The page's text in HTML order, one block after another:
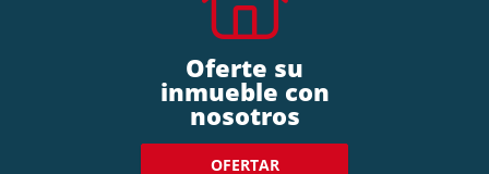
Oferte su
inmueble con
nosotros
OFERTAR